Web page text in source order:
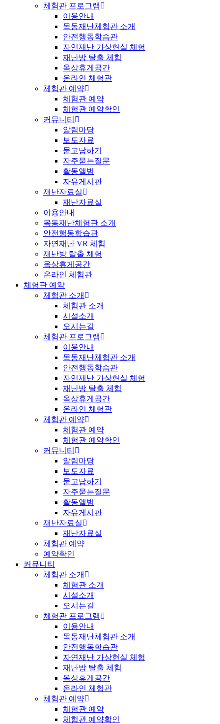
체험관 프로그램
이용안내
목동재난체험관 소개
안전행동학습관
자연재난 가상현실 체험
재난방 탈출 체험
옥상휴게공간
온라인 체험관
체험관 예약
체험관 예약
체험관 예약확인
커뮤니티
알림마당
보도자료
묻고답하기
자주묻는질문
활동앨범
자유게시판
재난자료실
재난자료실
이용안내
목동재난체험관 소개
안전행동학습관
자연재난 VR 체험
재난방 탈출 체험
옥상휴게공간
온라인 체험관
체험관 예약
체험관 소개
체험관 소개
시설소개
오시는길
체험관 프로그램
이용안내
목동재난체험관 소개
안전행동학습관
자연재난 가상현실 체험
재난방 탈출 체험
옥상휴게공간
온라인 체험관
체험관 예약
체험관 예약
체험관 예약확인
커뮤니티
알림마당
보도자료
묻고답하기
자주묻는질문
활동앨범
자유게시판
재난자료실
재난자료실
체험관 예약
예약확인
커뮤니티
체험관 소개
체험관 소개
시설소개
오시는길
체험관 프로그램
이용안내
목동재난체험관 소개
안전행동학습관
자연재난 가상현실 체험
재난방 탈출 체험
옥상휴게공간
온라인 체험관
체험관 예약
체험관 예약
체험관 예약확인